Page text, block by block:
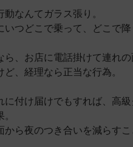
動なんてガラス張り。
いつどこで乗って、どこで降
ら、お店に電話掛けて連れ
ど、経理なら正当な行為。
に付け届けでもすれば、高
から夜のつき合いを減らすこ